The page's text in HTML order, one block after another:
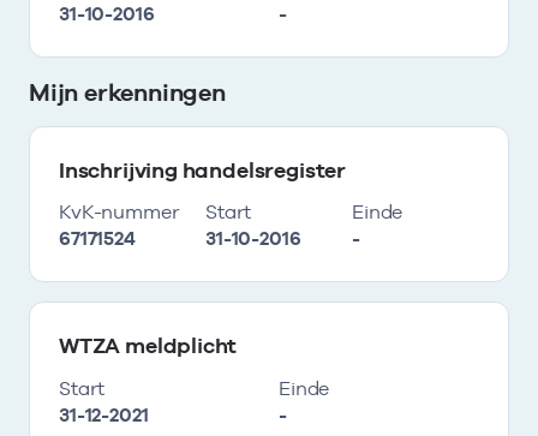
31-10-2016
-
Mijn erkenningen
Inschrijving handelsregister
KvK-nummer
67171524
Start
31-10-2016
Einde
-
WTZA meldplicht
Start
31-12-2021
Einde
-